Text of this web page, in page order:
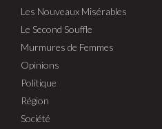
Les Nouveaux Misérables
Le Second Souffle
Murmures de Femmes
Opinions
Politique
Région
Société